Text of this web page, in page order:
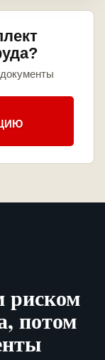
риском
потом